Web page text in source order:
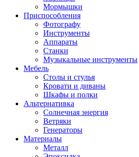
Мормышки
Приспособления
Фотографу
Инструменты
Аппараты
Станки
Музыкальные инструменты
Мебель
Столы и стулья
Кровати и диваны
Шкафы и полки
Альтернативка
Солнечная энергия
Ветряки
Генераторы
Материалы
Металл